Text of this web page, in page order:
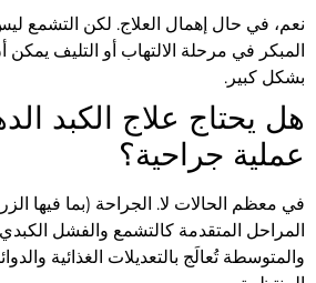
نعم، في حال إهمال العلاج. لكن التشمع
المبكر في مرحلة الالتهاب أو التليف يمكن
بشكل كبير.
هل يحتاج علاج الكبد
عملية جراحية؟
في معظم الحالات لا. الجراحة (بما فيها
المراحل المتقدمة كالتشمع والفشل
والمتوسطة تُعالَج بالتعديلات الغذائية